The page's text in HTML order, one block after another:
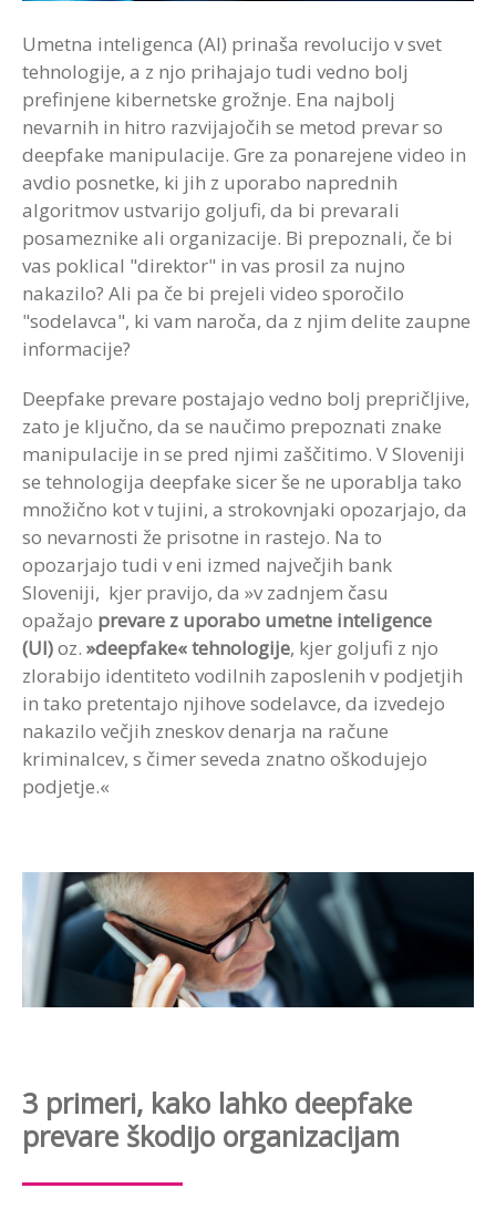
Umetna inteligenca (AI) prinaša revolucijo v svet
tehnologije, a z njo prihajajo tudi vedno bolj
prefinjene kibernetske grožnje. Ena najbolj
nevarnih in hitro razvijajočih se metod prevar so
deepfake manipulacije. Gre za ponarejene video in
avdio posnetke, ki jih z uporabo naprednih
algoritmov ustvarijo goljufi, da bi prevarali
posameznike ali organizacije. Bi prepoznali, če bi
vas poklical "direktor" in vas prosil za nujno
nakazilo? Ali pa če bi prejeli video sporočilo
"sodelavca", ki vam naroča, da z njim delite zaupne
informacije?
Deepfake prevare postajajo vedno bolj prepričljive,
zato je ključno, da se naučimo prepoznati znake
manipulacije in se pred njimi zaščitimo. V Sloveniji
se tehnologija deepfake sicer še ne uporablja tako
množično kot v tujini, a strokovnjaki opozarjajo, da
so nevarnosti že prisotne in rastejo. Na to
opozarjajo tudi v eni izmed največjih bank
Sloveniji, kjer pravijo, da »v zadnjem času
opažajo prevare z uporabo umetne inteligence
(UI)oz. »deepfake« tehnologije, kjer goljufi z njo
zlorabijo identiteto vodilnih zaposlenih v podjetjih
in tako pretentajo njihove sodelavce, da izvedejo
nakazilo večjih zneskov denarja na račune
kriminalcev, s čimer seveda znatno oškodujejo
podjetje.«
3 primeri, kako lahko deepfake
prevare škodijo organizacijam